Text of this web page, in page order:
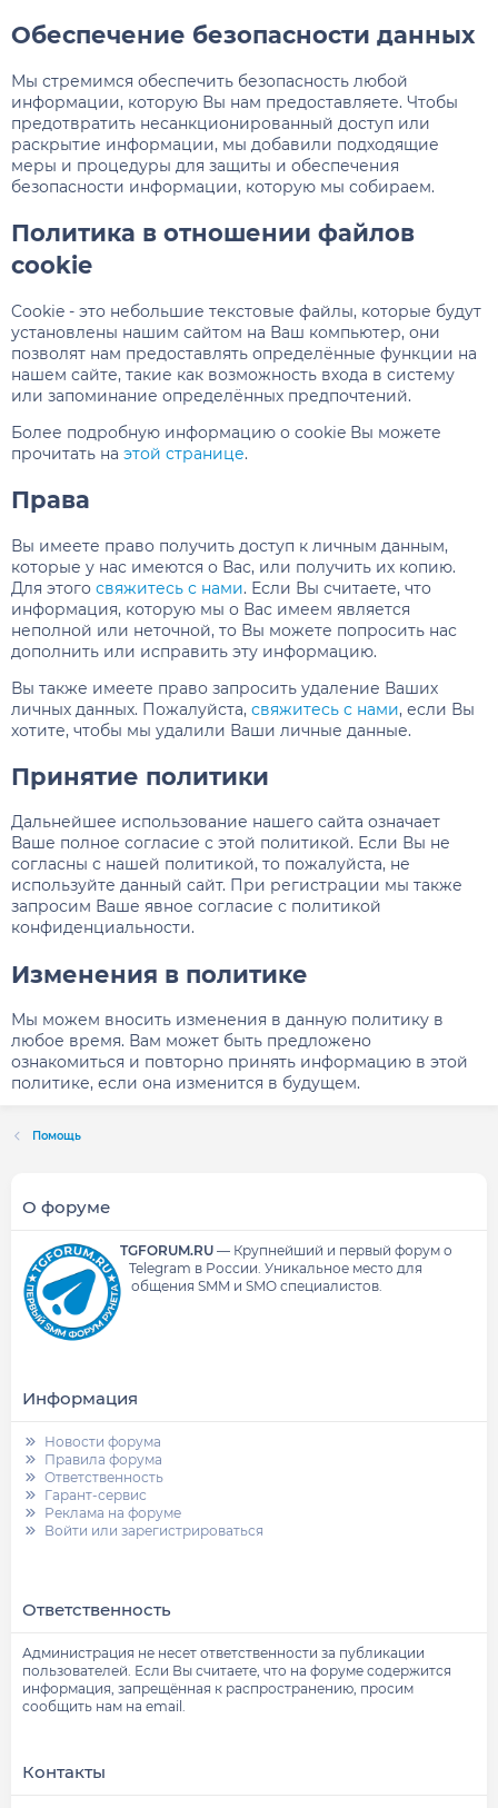
Обеспечение безопасности данных
Мы стремимся обеспечить безопасность любой
информации, которую Вы нам предоставляете. Чтобы
предотвратить несанкционированный доступ или
раскрытие информации, мы добавили подходящие
меры и процедуры для защиты и обеспечения
безопасности информации, которую мы собираем.
Политика в отношении файлов
cookie
Cookie - это небольшие текстовые файлы, которые будут
установлены нашим сайтом на Ваш компьютер, они
позволят нам предоставлять определённые функции на
нашем сайте, такие как возможность входа в систему
или запоминание определённых предпочтений.
Более подробную информацию о cookie Вы можете
прочитать на этой странице.
Права
Вы имеете право получить доступ к личным данным,
которые у нас имеются о Вас, или получить их копию.
Для этого свяжитесь с нами. Если Вы считаете, что
информация, которую мы о Вас имеем является
неполной или неточной, то Вы можете попросить нас
дополнить или исправить эту информацию.
Вы также имеете право запросить удаление Ваших
личных данных. Пожалуйста, свяжитесь с нами, если Вы
хотите, чтобы мы удалили Ваши личные данные.
Принятие политики
Дальнейшее использование нашего сайта означает
Ваше полное согласие с этой политикой. Если Вы не
согласны с нашей политикой, то пожалуйста, не
используйте данный сайт. При регистрации мы также
запросим Ваше явное согласие с политикой
конфиденциальности.
Изменения в политике
Мы можем вносить изменения в данную политику в
любое время. Вам может быть предложено
ознакомиться и повторно принять информацию в этой
политике, если она изменится в будущем.
Помощь
О форуме
TGFORUM.RU— Крупнейший и первый форум о
Telegram в России. Уникальное место для
общения SMM и SMO специалистов.
Информация
Новости форума
Правила форума
Ответственность
Гарант-сервис
Реклама на форуме
Войти или зарегистрироваться
Ответственность
Администрация не несет ответственности за публикации
пользователей. Если Вы считаете, что на форуме содержится
информация, запрещённая к распространению, просим
сообщить нам на email.
Контакты